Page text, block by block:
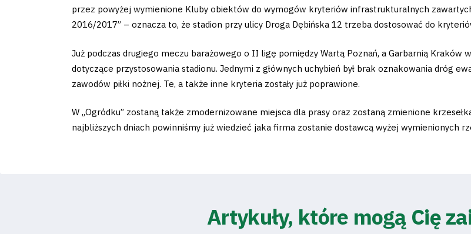
przez powyżej wymienione Kluby obiektów do wymogów kryteriów infrastrukturalnych
2016/2017” – oznacza to, że stadion przy ulicy Droga Dębińska 12 trzeba dostosować do
Już podczas drugiego meczu barażowego o II ligę pomiędzy Wartą Poznań, a Garbarnią Kraków
dotyczące przystosowania stadionu. Jednymi z głównych uchybień był brak oznakowania dróg
zawodów piłki nożnej. Te, a także inne kryteria zostały już poprawione.
W „Ogródku” zostaną także zmodernizowane miejsca dla prasy oraz zostaną zmienione
najbliższych dniach powinniśmy już wiedzieć jaka firma zostanie dostawcą wyżej wymienionych
Artykuły, które mogą Cię